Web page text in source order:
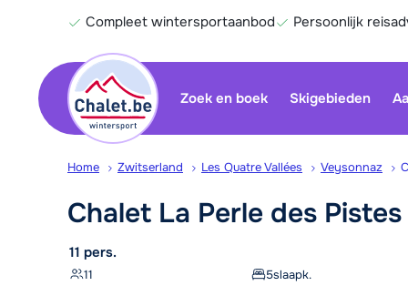
Compleet wintersportaanbod Persoonlijk
Zoek en boek Skigebieden
Home Zwitserland Les Quatre Vallées Veysonnaz
Chalet La Perle des Pistes
11 pers.
11 5slaapk.